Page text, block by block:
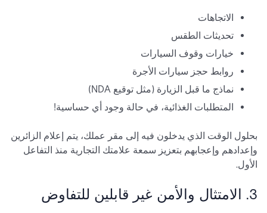
الاتجاهات
تحديثات الطقس
خيارات وقوف السيارات
روابط حجز سيارات الأجرة
نماذج ما قبل الزيارة (مثل توقيع NDA)
المتطلبات الغذائية، في حالة وجود أي حساسية!
بحلول الوقت الذي يدخلون فيه إلى مقر عملك، يتم إعلام الزائرين
وإعدادهم وإعجابهم بتعزيز سمعة علامتك التجارية منذ التفاعل
الأول.
3. الامتثال والأمن غير قابلين للتفاوض